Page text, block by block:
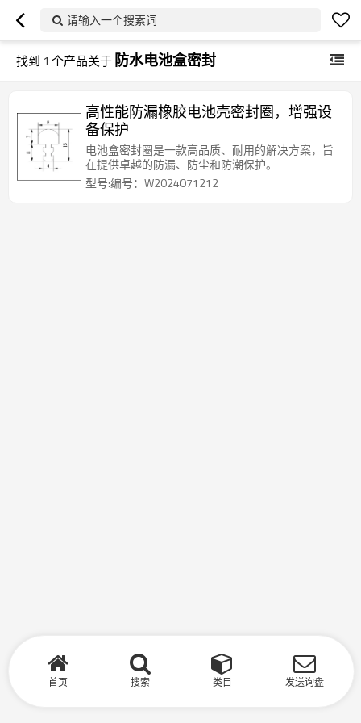
请输入一个搜索词
找到 1 个产品关于防水电池盒密封
高性能防漏橡胶电池壳密封圈，增强设
备保护
电池盒密封圈是一款高品质、耐用的解决方案，旨
在提供卓越的防漏、防尘和防潮保护。
型号:编号：W2024071212
首页 搜索 类目 发送询盘